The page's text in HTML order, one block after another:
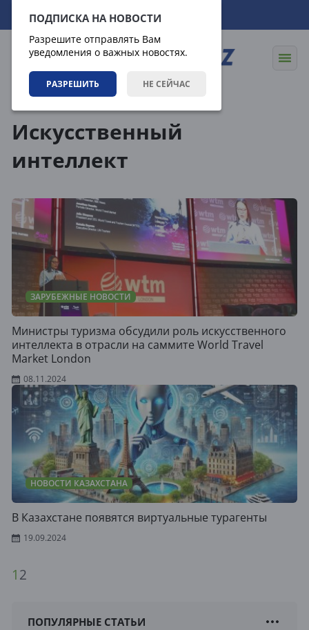
ПОДПИСКА НА НОВОСТИ
Разрешите отправлять Вам
уведомления о важных новостях.
РАЗРЕШИТЬ НЕ СЕЙЧАС
09.08.2026 04:24:06
Искусственный
интеллект
ЗАРУБЕЖНЫЕ НОВОСТИ
Министры туризма обсудили роль искусственного
интеллекта в отрасли на саммите World Travel
Market London
08.11.2024
НОВОСТИ КАЗАХСТАНА
В Казахстане появятся виртуальные турагенты
19.09.2024
12
ПОПУЛЯРНЫЕ СТАТЬИ